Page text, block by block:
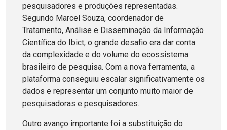
pesquisadores e produções representadas.
Segundo Marcel Souza, coordenador de
Tratamento, Análise e Disseminação da Informação
Científica do Ibict, o grande desafio era dar conta
da complexidade e do volume do ecossistema
brasileiro de pesquisa. Com a nova ferramenta, a
plataforma conseguiu escalar significativamente os
dados e representar um conjunto muito maior de
pesquisadoras e pesquisadores.
Outro avanço importante foi a substituição do